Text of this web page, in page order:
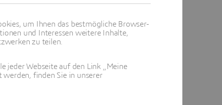
um Ihnen das bestmögliche Browser-
und Interessen weitere Inhalte,
zu teilen.
jeder Webseite auf den Link „Meine
werden, finden Sie in unserer